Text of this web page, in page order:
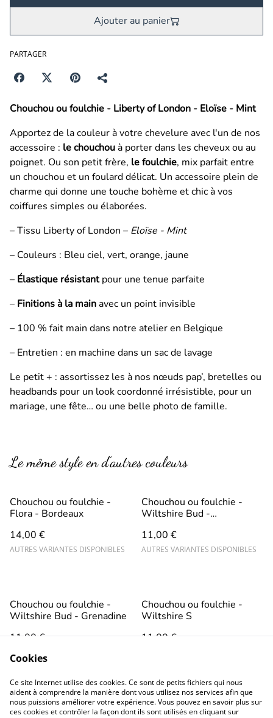
Ajouter au panier
PARTAGER
Chouchou ou foulchie - Liberty of London - Eloïse - Mint
Apportez de la couleur à votre chevelure avec l'un de nos
accessoire : le chouchouà porter dans les cheveux ou au
poignet. Ou son petit frère, le foulchie, mix parfait entre
un chouchou et un foulard délicat. Un accessoire plein de
charme qui donne une touche bohème et chic à vos
coiffures simples ou élaborées.
– Tissu Liberty of London – Eloïse - Mint
– Couleurs : Bleu ciel, vert, orange, jaune
– Élastique résistantpour une tenue parfaite
– Finitions à la mainavec un point invisible
– 100 % fait main dans notre atelier en Belgique
– Entretien : en machine dans un sac de lavage
Le petit + : assortissez les à nos nœuds pap’, bretelles ou
headbands pour un look coordonné irrésistible, pour un
mariage, une fête… ou une belle photo de famille.
Le même style en d’autres couleurs
Chouchou ou foulchie -
Flora - Bordeaux
14,00 €
AUTRES VARIANTES DISPONIBLES
Chouchou ou foulchie -
Wiltshire Bud -
11,00 €
AUTRES VARIANTES DISPONIBLES
Chouchou ou foulchie -
Wiltshire Bud - Grenadine
11,00 €
AUTRES VARIANTES DISPONIBLES
Chouchou ou foulchie -
Wiltshire S
11,00 €
Cookies
Ce site Internet utilise des cookies. Ce sont de petits fichiers qui nous
aident à comprendre la manière dont vous utilisez nos services afin que
nous puissions améliorer votre expérience. Vous pouvez en savoir plus sur
ces cookies et contrôler la façon dont ils sont utilisés en cliquant sur